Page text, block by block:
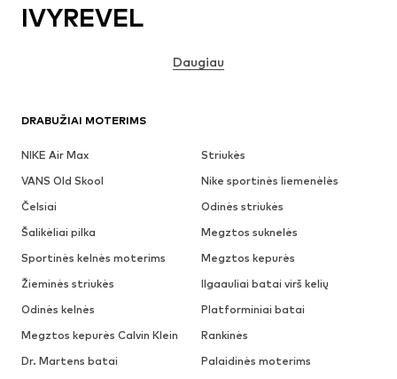
DRABUŽIAI MOTERIMS
NIKE Air Max
Striukės
VANS Old Skool
Nike sportinės liemenėlės
Čelsiai
Odinės striukės
Šalikėliai pilka
Megztos suknelės
Sportinės kelnės moterims
Megztos kepurės
Žieminės striukės
Ilgaauliai batai virš kelių
Odinės kelnės
Platforminiai batai
Megztos kepurės Calvin Klein
Rankinės
Dr. Martens batai
Palaidinės moterims
IVYREVEL
Daugiau